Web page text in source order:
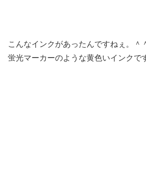
こんなインクがあったんですねぇ。＾
蛍光マーカーのような黄色いインクで